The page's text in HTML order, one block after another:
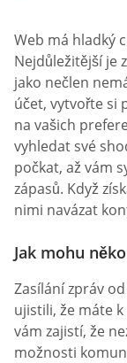
Web má hladký
Nejdůležitější je
jako nečlen
účet, vytvořte si
na vašich
vyhledat své
počkat, až vám
zápasů. Když
nimi navázat
Jak mohu
Zasílání zpráv
ujistili, že máte
vám zajistí, že
možnosti